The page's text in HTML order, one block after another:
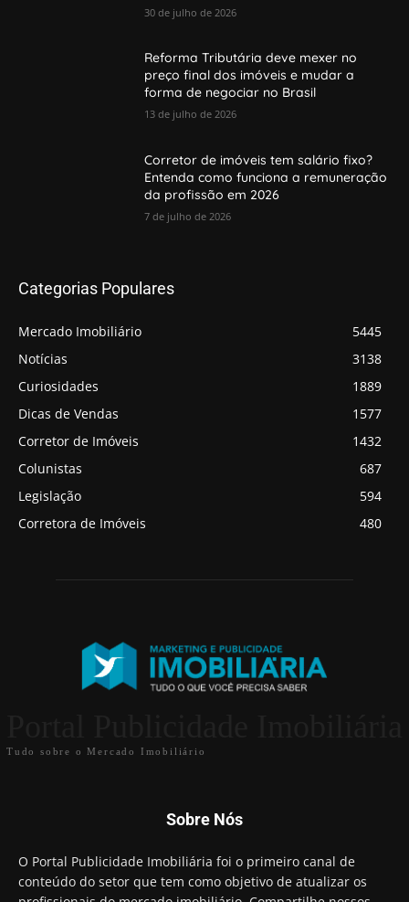
30 de julho de 2026
Reforma Tributária deve mexer no
preço final dos imóveis e mudar a
forma de negociar no Brasil
13 de julho de 2026
Corretor de imóveis tem salário fixo?
Entenda como funciona a remuneração
da profissão em 2026
7 de julho de 2026
Categorias Populares
Mercado Imobiliário
5445
Notícias
3138
Curiosidades
1889
Dicas de Vendas
1577
Corretor de Imóveis
1432
Colunistas
687
Legislação
594
Corretora de Imóveis
480
Tudo sobre o Mercado Imobiliário
Sobre Nós
O Portal Publicidade Imobiliária foi o primeiro canal de
conteúdo do setor que tem como objetivo de atualizar os